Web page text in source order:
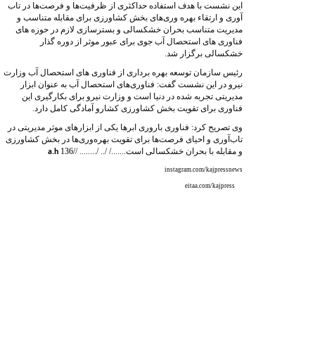
این نشست با هدف استفاده حداکثری از ظرفیت‌ها و فرصت‌ها در تاب
آوری و ارتقاء بهره وری‌های بخش کشاورزی برای مقابله متناسب و
مدیریت متناسب بحران خشکسالی و بسترسازی لازم در حوزه های
فناوری های استحصال آب جوی برای عبور موثر از دوره گذار
خشکسالی برگزار شد.
رئیس سازمان توسعه بهره برداری از فناوری های استحصال آب وزارت
نیرو در این نشست گفت: فناوری‌های استحصال آب به عنوان ابزار
مدیریتی تجربه شده در دنیا است و وزارت نیرو برای بکارگیری این
فناوری برای تقویت بخش کشاورزی کشارو آمادگی کامل دارد.
وی تصریح کرد: فناوری باروری ابرها یکی از ابزارهای موثر مدیریتی در
تاب‌آوری و احیای فرصت‌ها برای تقویت بهره‌وری‌ها در بخش کشاورزی
و مقابله با بحران خشکسالی است......./ /.. /........ //136
a.h
instagram.com/kajpressnews
eitaa.com/kajpress